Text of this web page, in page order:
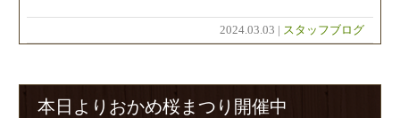
2024.03.03 | スタッフブログ
本日よりおかめ桜まつり開催中